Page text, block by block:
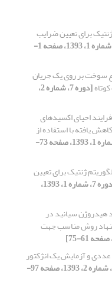
برای تعیین ضرایب
[دوره 7، شماره 1، 1393، صفحه 1-
سوخت بر روی یک جریان
[دوره 7، شماره 2،
احیای اکسیدهای
­یافته با استفاده از
[دوره 7، شماره 1، 1393، صفحه 73-
ژنتیک برای تعیین
[دوره 7، شماره 1، 1393،
هیدروژن سیانید در
روش مناسب جهت
و آزمایش یک انژکتور
[دوره 7، شماره 2، 1393، صفحه 97-